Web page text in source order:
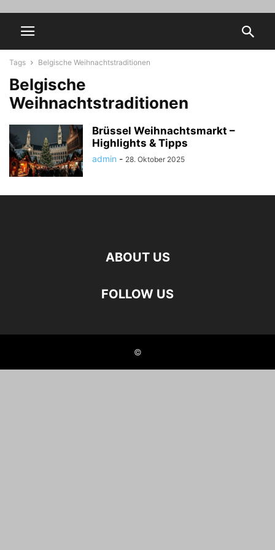
Tags Belgische Weihnachtstraditionen
Belgische
Weihnachtstraditionen
Brüssel Weihnachtsmarkt –
Highlights & Tipps
admin - 28. Oktober 2025
ABOUT US
FOLLOW US
©